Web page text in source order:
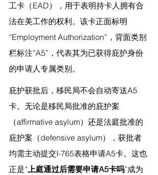
工卡（EAD），用于表明持卡人拥有合
法在美工作的权利。该卡正面标明
“Employment Authorization”，背面类别
栏标注“A5”，代表其为已获得庇护身份
的申请人专属类别。
庇护获批后，移民局不会自动寄送A5
卡。无论是移民局批准的庇护案
（affirmative asylum）还是法庭批准的
庇护案（defensive asylum），获批者
均需主动提交I-765表格申请A5卡。这也
正是“上庭通过后需要申请A5卡吗”成为